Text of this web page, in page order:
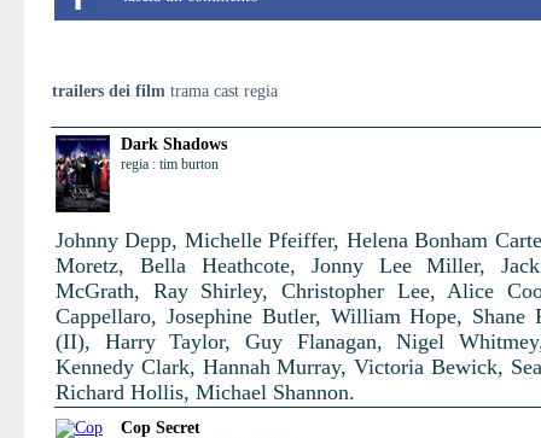
trailers dei film trama cast regia
Dark Shadows
regia : tim burton
Johnny Depp, Michelle Pfeiffer, Helena Bonham
Moretz, Bella Heathcote, Jonny Lee Miller,
McGrath, Ray Shirley, Christopher Lee, Alice
Cappellaro, Josephine Butler, William Hope, Shane
(II), Harry Taylor, Guy Flanagan, Nigel
Kennedy Clark, Hannah Murray, Victoria Bewick,
Richard Hollis, Michael Shannon.
Cop Secret